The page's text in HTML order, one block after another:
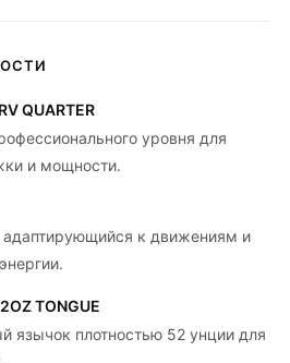
QUARTER
уровня для
и мощности.
адаптирующийся к движениям и
TONGUE
язычок плотностью 52 унции для